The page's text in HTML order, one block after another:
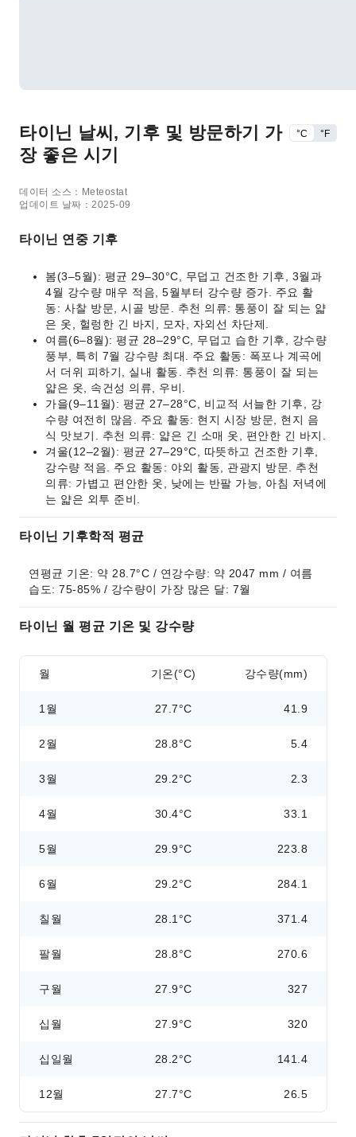
타이닌 날씨, 기후 및 방문하기 가
장 좋은 시기
°C °F
데이터 소스：Meteostat
업데이트 날짜：2025-09
타이닌 연중 기후
봄(3–5월): 평균 29–30°C, 무덥고 건조한 기후, 3월과
4월 강수량 매우 적음, 5월부터 강수량 증가. 주요 활
동: 사찰 방문, 시골 방문. 추천 의류: 통풍이 잘 되는 얇
은 옷, 헐렁한 긴 바지, 모자, 자외선 차단제.
여름(6–8월): 평균 28–29°C, 무덥고 습한 기후, 강수량
풍부, 특히 7월 강수량 최대. 주요 활동: 폭포나 계곡에
서 더위 피하기, 실내 활동. 추천 의류: 통풍이 잘 되는
얇은 옷, 속건성 의류, 우비.
가을(9–11월): 평균 27–28°C, 비교적 서늘한 기후, 강
수량 여전히 많음. 주요 활동: 현지 시장 방문, 현지 음
식 맛보기. 추천 의류: 얇은 긴 소매 옷, 편안한 긴 바지.
겨울(12–2월): 평균 27–29°C, 따뜻하고 건조한 기후,
강수량 적음. 주요 활동: 야외 활동, 관광지 방문. 추천
의류: 가볍고 편안한 옷, 낮에는 반팔 가능, 아침 저녁에
는 얇은 외투 준비.
타이닌 기후학적 평균
연평균 기온: 약 28.7°C / 연강수량: 약 2047 mm / 여름
습도: 75-85% / 강수량이 가장 많은 달: 7월
타이닌 월 평균 기온 및 강수량
월 기온(°C) 강수량(mm)
1월 27.7°C 41.9
2월 28.8°C 5.4
3월 29.2°C 2.3
4월 30.4°C 33.1
5월 29.9°C 223.8
6월 29.2°C 284.1
칠월 28.1°C 371.4
팔월 28.8°C 270.6
구월 27.9°C 327
십월 27.9°C 320
십일월 28.2°C 141.4
12월 27.7°C 26.5